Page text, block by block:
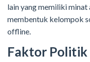
lain yang memiliki minat
membentuk kelompok
offline.
Faktor Politik